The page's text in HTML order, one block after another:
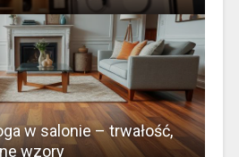
w salonie – trwałość,
wzory